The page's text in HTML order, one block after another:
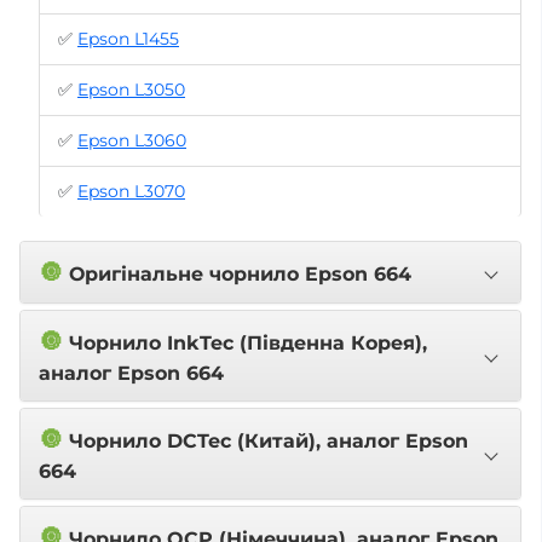
✅ Epson L1455
✅ Epson L3050
✅ Epson L3060
✅ Epson L3070
🔘 Оригінальне чорнило Epson 664
🔘 Чорнило InkTec (Південна Корея),
аналог Epson 664
🔘 Чорнило DCTec (Китай), аналог Epson
664